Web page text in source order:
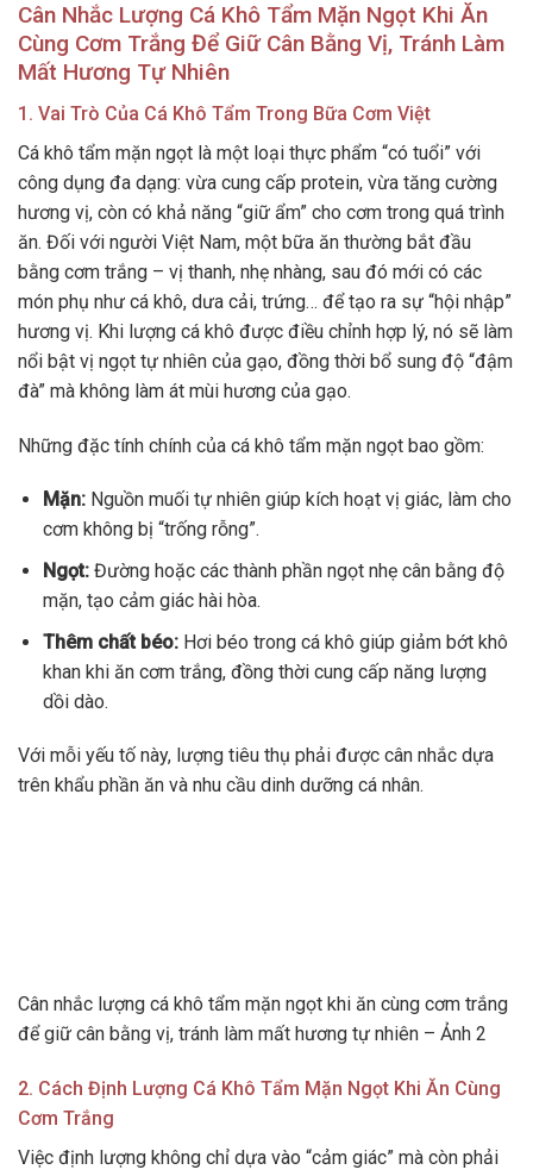
Cân Nhắc Lượng Cá Khô Tẩm Mặn Ngọt Khi Ăn
Cùng Cơm Trắng Để Giữ Cân Bằng Vị, Tránh Làm
Mất Hương Tự Nhiên
1. Vai Trò Của Cá Khô Tẩm Trong Bữa Cơm Việt
Cá khô tẩm mặn ngọt là một loại thực phẩm “có tuổi” với
công dụng đa dạng: vừa cung cấp protein, vừa tăng cường
hương vị, còn có khả năng “giữ ẩm” cho cơm trong quá trình
ăn. Đối với người Việt Nam, một bữa ăn thường bắt đầu
bằng cơm trắng – vị thanh, nhẹ nhàng, sau đó mới có các
món phụ như cá khô, dưa cải, trứng… để tạo ra sự “hội nhập”
hương vị. Khi lượng cá khô được điều chỉnh hợp lý, nó sẽ làm
nổi bật vị ngọt tự nhiên của gạo, đồng thời bổ sung độ “đậm
đà” mà không làm át mùi hương của gạo.
Những đặc tính chính của cá khô tẩm mặn ngọt bao gồm:
Mặn:Nguồn muối tự nhiên giúp kích hoạt vị giác, làm cho
cơm không bị “trống rỗng”.
Ngọt:Đường hoặc các thành phần ngọt nhẹ cân bằng độ
mặn, tạo cảm giác hài hòa.
Thêm chất béo:Hơi béo trong cá khô giúp giảm bớt khô
khan khi ăn cơm trắng, đồng thời cung cấp năng lượng
dồi dào.
Với mỗi yếu tố này, lượng tiêu thụ phải được cân nhắc dựa
trên khẩu phần ăn và nhu cầu dinh dưỡng cá nhân.
Cân nhắc lượng cá khô tẩm mặn ngọt khi ăn cùng cơm trắng
để giữ cân bằng vị, tránh làm mất hương tự nhiên – Ảnh 2
2. Cách Định Lượng Cá Khô Tẩm Mặn Ngọt Khi Ăn Cùng
Cơm Trắng
Việc định lượng không chỉ dựa vào “cảm giác” mà còn phải